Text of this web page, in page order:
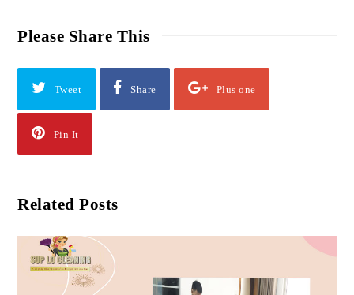
Please Share This
Tweet Share Plus one
Pin It
Related Posts